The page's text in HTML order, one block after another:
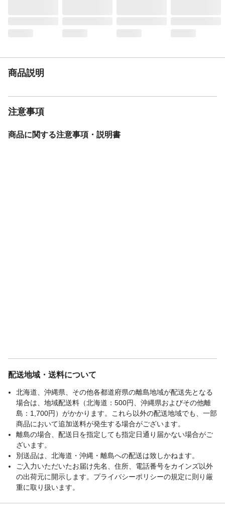
商品説明
注意事項
商品に関する注意事項・説明書
配送地域・送料について
北海道、沖縄県、その他各都道府県の離島地域が配送先となる
場合は、地域配送料（北海道：500円、沖縄県およびその他離
島：1,700円）がかかります。これら以外の配送地域でも、一部
商品において追加送料が発生する場合がございます。
離島の場合、配送日を指定しても指定日通り届かない場合がご
ざいます。
別送品は、北海道・沖縄・離島への配送は致しかねます。
ご入力いただいたお届け先名、住所、電話番号をカインズ以外
の出荷元に開示します。プライバシーポリシーの規定に則り厳
重に取り扱います。